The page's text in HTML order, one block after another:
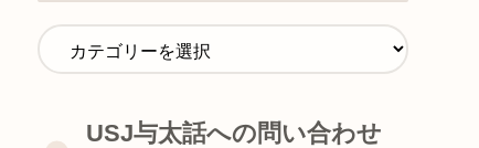
USJ与太話への問い合わせ